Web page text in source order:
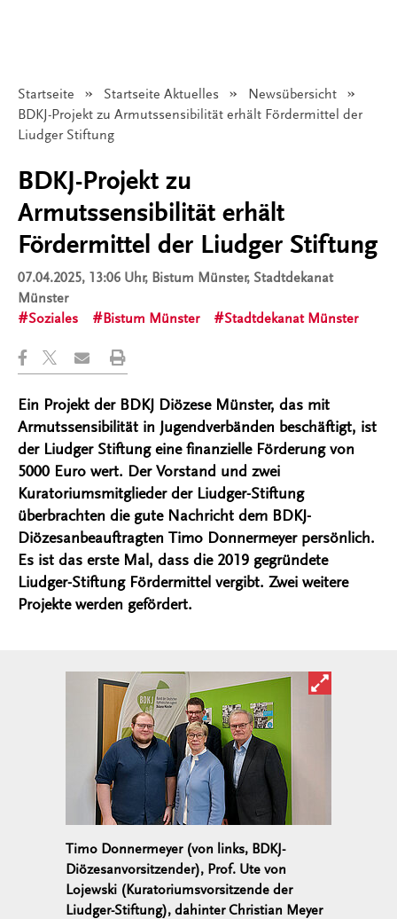
Startseite Startseite Aktuelles
Newsübersicht
Angezeigt:
BDKJ-Projekt zu Armutssensibilität erhält Fördermittel der
Liudger Stiftung
BDKJ-Projekt zu
Armutssensibilität erhält
Fördermittel der Liudger Stiftung
07.04.2025, 13:06 Uhr, Bistum Münster, Stadtdekanat
Münster
Soziales
Bistum Münster Stadtdekanat Münster
Ein Projekt der BDKJ Diözese Münster, das mit
Armutssensibilität in Jugendverbänden beschäftigt, ist
der Liudger Stiftung eine finanzielle Förderung von
5000 Euro wert. Der Vorstand und zwei
Kuratoriumsmitglieder der Liudger-Stiftung
überbrachten die gute Nachricht dem BDKJ-
Diözesanbeauftragten Timo Donnermeyer persönlich.
Es ist das erste Mal, dass die 2019 gegründete
Liudger-Stiftung Fördermittel vergibt. Zwei weitere
Projekte werden gefördert.
Bild in
Timo Donnermeyer (von links, BDKJ-
Diözesanvorsitzender), Prof. Ute von
Lojewski (Kuratoriumsvorsitzende der
Liudger-Stiftung), dahinter Christian Meyer